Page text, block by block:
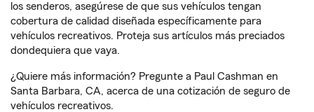
los senderos, asegúrese de que sus vehículos tengan
cobertura de calidad diseñada específicamente para
vehículos recreativos. Proteja sus artículos más preciados
dondequiera que vaya.
¿Quiere más información? Pregunte a Paul Cashman en
Santa Barbara, CA, acerca de una cotización de seguro de
vehículos recreativos.